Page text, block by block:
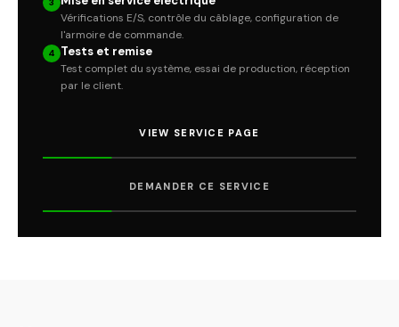
Vérifications E/S, contrôle du câblage, configuration de
l'armoire de commande.
4 Tests et remise
Test complet du système, essai de production, réception
par le client.
VIEW SERVICE PAGE
DEMANDER CE SERVICE